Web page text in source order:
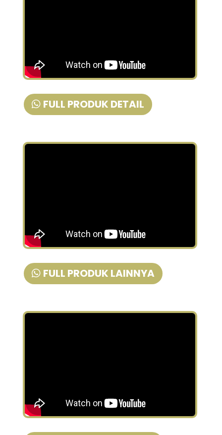
FULL PRODUK DETAIL
FULL PRODUK LAINNYA